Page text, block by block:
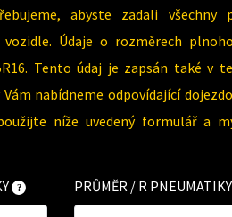
abyste zadali všechny
Údaje o rozměrech
Tento údaj je zapsán také v
nabídneme odpovídající
níže uvedený formulář a
PRŮMĚR / R PNEUMATIKY